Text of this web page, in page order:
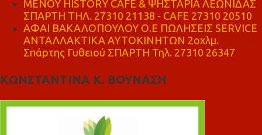
ΜΕΝΟΥ HISTORY CAFE & ΨΗΣΤΑΡΙΑ ΛΕΩΝΙΔΑΣ
ΣΠΑΡΤΗ ΤΗΛ. 27310 21138 - CAFE 27310 20510
ΑΦΑΙ ΒΑΚΑΛΟΠΟΥΛΟΥ Ο.Ε ΠΩΛΗΣΕΙΣ SERVICE
ΑΝΤΑΛΛΑΚΤΙΚΑ ΑΥΤΟΚΙΝΗΤΩΝ 2οχλμ.
Σπάρτης Γυθειού ΣΠΑΡΤΗ Τηλ. 27310 26347
ΚΩΝΣΤΑΝΤΙΝΑ Κ. ΒΟΥΝΑΣΗ